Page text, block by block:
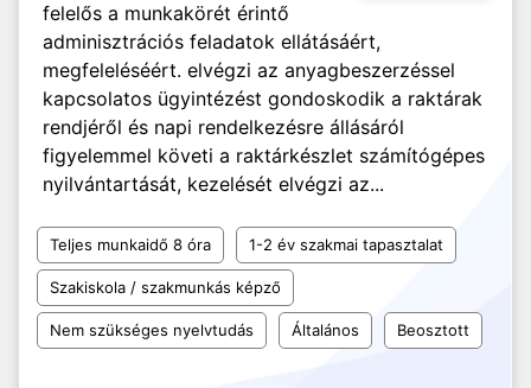
felelős a munkakörét érintő
adminisztrációs feladatok ellátásáért,
megfeleléséért. elvégzi az anyagbeszerzéssel
kapcsolatos ügyintézést gondoskodik a raktárak
rendjéről és napi rendelkezésre állásáról
figyelemmel követi a raktárkészlet számítógépes
nyilvántartását, kezelését elvégzi az...
Teljes munkaidő 8 óra 1-2 év szakmai tapasztalat
Szakiskola / szakmunkás képző
Nem szükséges nyelvtudás Általános Beosztott